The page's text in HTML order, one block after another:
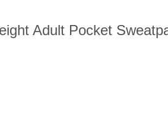
Adult Pocket